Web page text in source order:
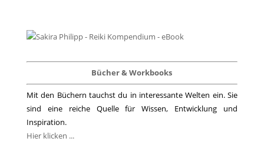
Bücher & Workbooks
Mit den Büchern tauchst du in interessante Welten ein. Sie
sind eine reiche Quelle für Wissen, Entwicklung und
Inspiration.
Hier klicken ...